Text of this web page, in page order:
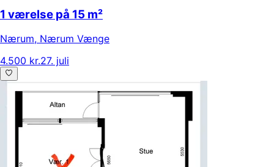
1 værelse på 15 m²
Nærum, Nærum Vænge
4.500 kr.27. juli